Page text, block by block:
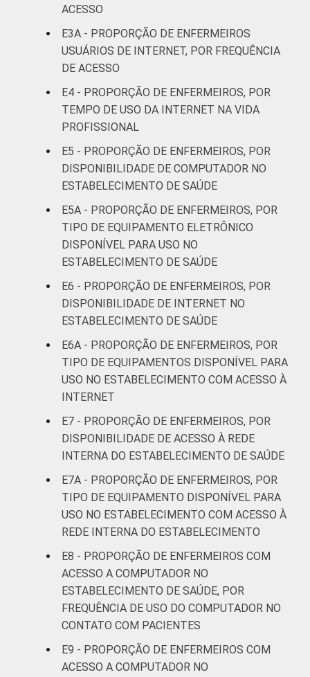
LOCALIZAÇÃO
1Base: 2.037 enfermeiros . Dados coletados
entre setembro de 2014 e março de 2015.
Fonte: NIC.br - set 2014 / mar 2015
ACESSO
E3A - PROPORÇÃO DE ENFERMEIROS
USUÁRIOS DE INTERNET, POR FREQUÊNCIA
DE ACESSO
E4 - PROPORÇÃO DE ENFERMEIROS, POR
TEMPO DE USO DA INTERNET NA VIDA
PROFISSIONAL
E5 - PROPORÇÃO DE ENFERMEIROS, POR
DISPONIBILIDADE DE COMPUTADOR NO
ESTABELECIMENTO DE SAÚDE
E5A - PROPORÇÃO DE ENFERMEIROS, POR
TIPO DE EQUIPAMENTO ELETRÔNICO
DISPONÍVEL PARA USO NO
ESTABELECIMENTO DE SAÚDE
E6 - PROPORÇÃO DE ENFERMEIROS, POR
DISPONIBILIDADE DE INTERNET NO
ESTABELECIMENTO DE SAÚDE
E6A - PROPORÇÃO DE ENFERMEIROS, POR
TIPO DE EQUIPAMENTOS DISPONÍVEL PARA
USO NO ESTABELECIMENTO COM ACESSO À
INTERNET
E7 - PROPORÇÃO DE ENFERMEIROS, POR
DISPONIBILIDADE DE ACESSO À REDE
INTERNA DO ESTABELECIMENTO DE SAÚDE
E7A - PROPORÇÃO DE ENFERMEIROS, POR
TIPO DE EQUIPAMENTO DISPONÍVEL PARA
USO NO ESTABELECIMENTO COM ACESSO À
REDE INTERNA DO ESTABELECIMENTO
E8 - PROPORÇÃO DE ENFERMEIROS COM
ACESSO A COMPUTADOR NO
ESTABELECIMENTO DE SAÚDE, POR
FREQUÊNCIA DE USO DO COMPUTADOR NO
CONTATO COM PACIENTES
E9 - PROPORÇÃO DE ENFERMEIROS COM
ACESSO A COMPUTADOR NO